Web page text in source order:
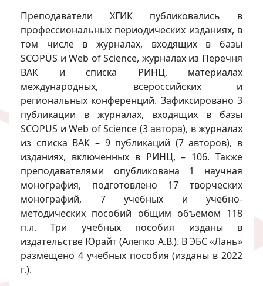
Преподаватели ХГИК публиковались в
профессиональных периодических изданиях, в
том числе в журналах, входящих в базы
SCOPUS и Web of Science, журналах из Перечня
ВАК и списка РИНЦ, материалах
международных, всероссийских и
региональных конференций. Зафиксировано 3
публикации в журналах, входящих в базы
SCOPUS и Web of Science (3 автора), в журналах
из списка ВАК – 9 публикаций (7 авторов), в
изданиях, включенных в РИНЦ, – 106. Также
преподавателями опубликована 1 научная
монография, подготовлено 17 творческих
монографий, 7 учебных и учебно-
методических пособий общим объемом 118
п.л. Три учебных пособия изданы в
издательстве Юрайт (Алепко А.В.). В ЭБС «Лань»
размещено 4 учебных пособия (изданы в 2022
г.).